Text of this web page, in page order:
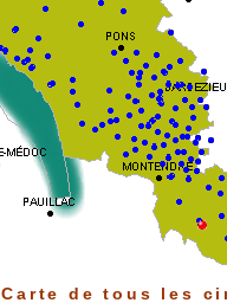
Carte de tous les